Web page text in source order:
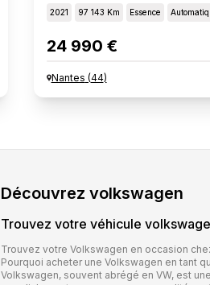
2021 97 143 Km Essence
24 990 €
Nantes (44)
Découvrez volkswagen
Trouvez votre véhicule
Trouvez votre Volkswagen en occasion
Pourquoi acheter une Volkswagen en tant
Volkswagen, souvent abrégé en VW, est